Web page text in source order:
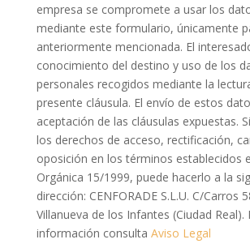
empresa se compromete a usar los
mediante este formulario, únicamente
anteriormente mencionada. El
conocimiento del destino y uso de los
personales recogidos mediante la
presente cláusula. El envío de estos
aceptación de las cláusulas expuestas.
los derechos de acceso, rectificación,
oposición en los términos establecidos
Orgánica 15/1999, puede hacerlo a la
dirección: CENFORADE S.L.U. C/Carros
Villanueva de los Infantes (Ciudad Real).
información consulta Aviso Legal